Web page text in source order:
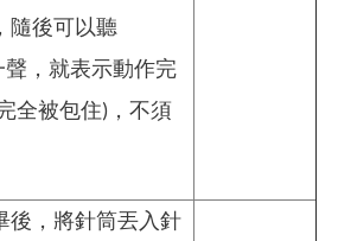
，隨後可以聽
，就表示動作完
全被包住)，不須
後，將針筒丟入針